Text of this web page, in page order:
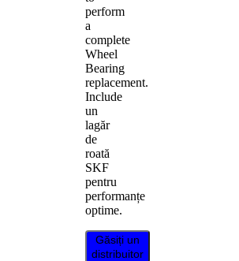
perform
a
complete
Wheel
Bearing
replacement.
Include
un
lagăr
de
roată
SKF
pentru
performanțe
optime.
Găsiți un
distribuitor